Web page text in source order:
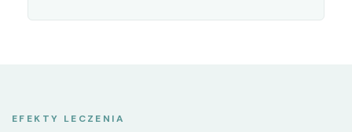
EFEKTY LECZENIA